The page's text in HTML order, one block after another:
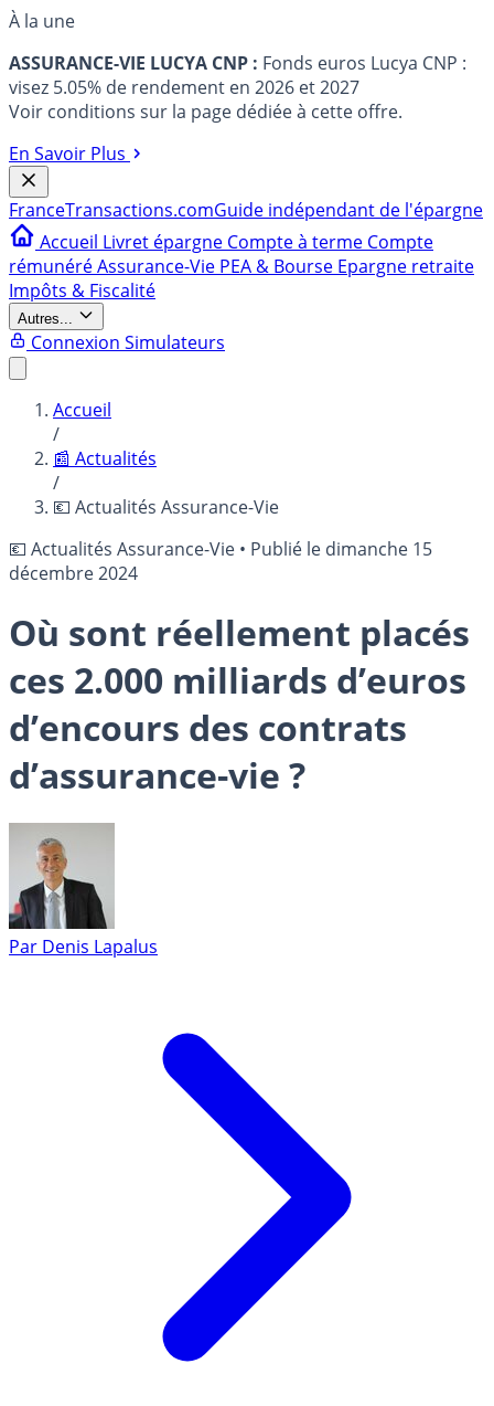
À la une
ASSURANCE-VIE LUCYA CNP : Fonds euros Lucya CNP :
visez 5.05% de rendement en 2026 et 2027
Voir conditions sur la page dédiée à cette offre.
En Savoir Plus
FranceTransactions.comGuide indépendant de l'épargne
Accueil Livret épargne Compte à terme Compte
rémunéréAssurance-Vie PEA & Bourse Epargne retraite
Impôts & Fiscalité
Autres...
Connexion Simulateurs
Accueil
/
📰 Actualités
/
💶 Actualités Assurance-Vie
💶 Actualités Assurance-Vie • Publié le dimanche 15
décembre 2024
Où sont réellement placés
ces 2.000 milliards d’euros
d’encours des contrats
d’assurance-vie ?
Par Denis Lapalus